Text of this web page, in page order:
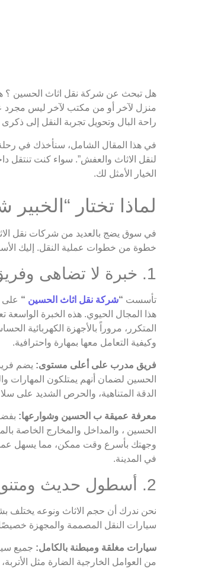
هل تبحث عن شركة نقل اثاث الحسين ؟
منزل لآخر أو من مكتب لآخر ليس مجرد
راحة البال وتحويل تجربة النقل إلى ذكرى
في هذا المقال الشامل، سنأخذك في رحلة
لنقل الاثاث والعفش”. سواء كنت تنتقل
الخيار الأمثل لك.
لماذا تختار
في سوق يضج بالعديد من شركات نقل
خطوة من خطوات عملية النقل. إليك
1. خبرة لا تضاهى وفريق عمل محترف ومدرب
تأسست “شركة نقل اثاث الحسين “ على
هذا المجال الحيوي. هذه الخبرة الواسعة
المتكرر، مروراً بالأجهزة الكهربائية
وكيفية التعامل معها بمهارة واحترافية.
فريق مدرب على أعلى مستوى: يضم
الحسين لضمان أنهم يمتلكون المهارات
الدقة المتناهية، والحرص الشديد على
معرفة عميقة ب الحسين وشوارعها:
الحسين ، والمداخل والمخارج الخاصة
وجهتك بأسرع وقت ممكن، مما يسهل عملية
في المدينة.
2. أسطول حديث ومتنوع من سيارات النقل المجهزة خصيصاً
نحن ندرك أن حجم الاثاث ونوعه يختلف
سيارات النقل المصممة والمجهزة
سيارات مغلقة ومبطنة بالكامل: جميع
من العوامل الخارجية الضارة مثل